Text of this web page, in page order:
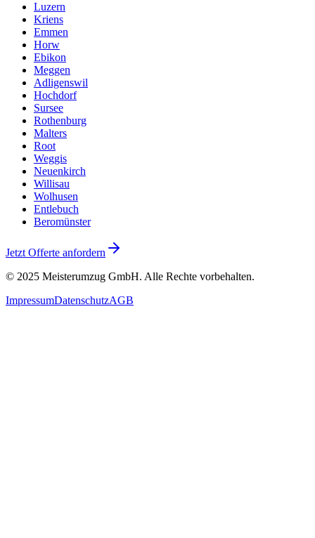
Luzern
Kriens
Emmen
Horw
Ebikon
Meggen
Adligenswil
Hochdorf
Sursee
Rothenburg
Malters
Root
Weggis
Neuenkirch
Willisau
Wolhusen
Entlebuch
Beromünster
Jetzt Offerte anfordern
© 2025 Meisterumzug GmbH. Alle Rechte vorbehalten.
ImpressumDatenschutzAGB